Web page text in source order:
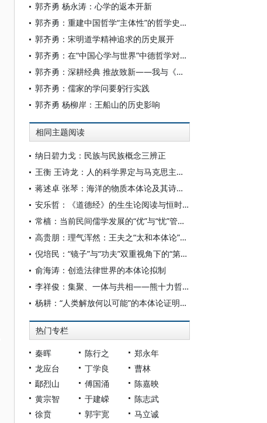
郭齐勇 杨永涛：心学的返本开新
郭齐勇：重建中国哲学“主体性”的哲学史书写
郭齐勇：宋明道学精神追求的历史展开
郭齐勇：在“中国心学与世界”中德哲学对话开幕式上的讲话
郭齐勇：深耕经典 推故致新——我与《船山学刊》
郭齐勇：儒家的学问要躬行实践
郭齐勇 杨柳岸：王船山的历史影响
相同主题阅读
纳日碧力戈：民族与民族概念三辨正
王衡 王诗龙：人的科学界定与马克思主义人民民主思想的本体论超越
蒋述卓 张琴：海洋的物质本体论及其诗学实践
安乐哲：《道德经》的生生论阅读与恒时论
常樯：当前民间儒学发展的“优”与“忧”管窥——兼议儒学社团未来发展问题
高贵朋：理气浑然：王夫之“太和本体论”发微
倪培民：“镜子”与“功夫”双重视角下的“第一哲学”
俞海涛：创造法律世界的本体论拟制
李祥俊：集聚、一体与共相——熊十力哲学本体论的共同性思想前提审思
杨耕：“人类解放何以可能”的本体论证明——关于马克思主义哲学本体论的再思考
热门专栏
秦晖 陈行之
郑永年
龙应台
丁学良
曹林
鄢烈山
傅国涌
陈嘉映
黄宗智
于建嵘
陈志武
徐贲
郭宇宽
马立诚